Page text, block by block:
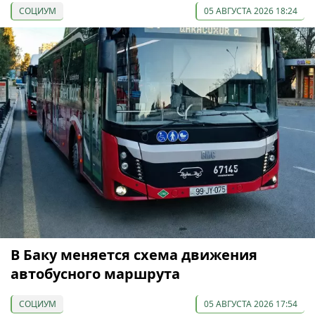
СОЦИУМ 05 АВГУСТА 2026 18:24
В Баку меняется схема движения
автобусного маршрута
СОЦИУМ 05 АВГУСТА 2026 17:54